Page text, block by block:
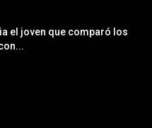
el joven que comparó los